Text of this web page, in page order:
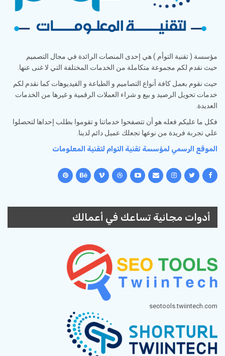
مؤسسة ( تقنية التوأم ) هي إحدى المنصات الرائدة في مجال التصميم
حيث نقدم لكم مجموعة متكاملة من الخدمات المختلفة التي لا غنى عنها.
حيث نقوم بعمل كافة أنواع التصاميم و الطباعة و الفيديوهات كما نقدم لكم
خدمات تحويل الرصيد و بيع و شراء العملات الرقمية و غيرها من الخدمات
العديدة.
فكل ما عليكم فعله هو أن تتصفحوا خدماتنا و تقوموا بطلب إحداها لتحصلوا
علي تجربة فريدة من نوعها تجعلك عميل دائم لدينا.
الموقع الرسمي لمؤسسة تقنية التوام لتقنية المعلومات
أدوات مجانية تساعك في أعمالك
seotools.twiintech.com